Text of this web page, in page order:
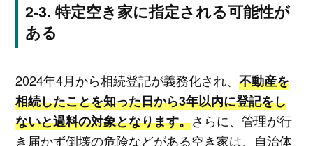
特定空き家に指定される可能性が
ある
2024年4月から相続登記が義務化され、 不動産を
相続したことを知った日から3年以内に登記をし
ないと過料の対象となります。さらに、管理が行
き届かず倒壊の危険などがある空き家は、自治体